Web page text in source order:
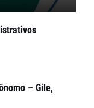
– Gile,